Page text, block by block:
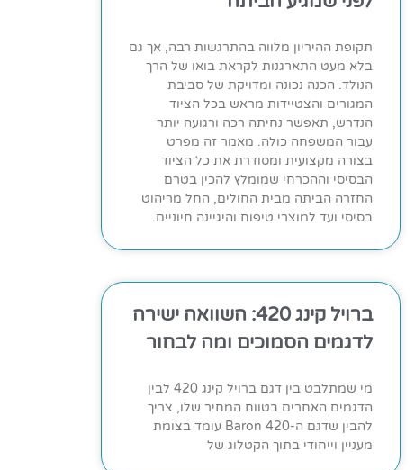
תקופת ההיריון מלווה בהתרגשות רבה, אך גם
בלא מעט התארגנות לקראת בואו של הרך
הנולד. הכנה נכונה ומדויקת של סביבת
המגורים והצטיידות מראש בכל הציוד
הנדרש, תאפשר נחיתה רכה ורגועה יותר
עבור המשפחה כולה. מאמר זה מפרט
בצורה מקצועית ומסודרת את כל הציוד
הבסיסי וההכרחי שמומלץ להכין בטרם
החזרה הביתה מבית החולים, החל מריהוט
בסיסי ועד למוצרי טיפוח והיגיינה חיוניים.
ברויל קינג 420: השוואה ישירה
לדגמים הסמוכים ומה לבחור
מי שמתלבט בין דגם ברויל קינג 420 לבין
הדגמים האחרים בטווח המחיר שלו, צריך
להבין שדגם ה-Baron 420 עומד בצומת
מעניין וייחודי בתוך הקטלוג של